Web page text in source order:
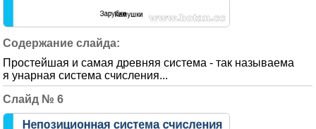
Простейшая и самая древняя система - так называема
я унарная система счисления...
6